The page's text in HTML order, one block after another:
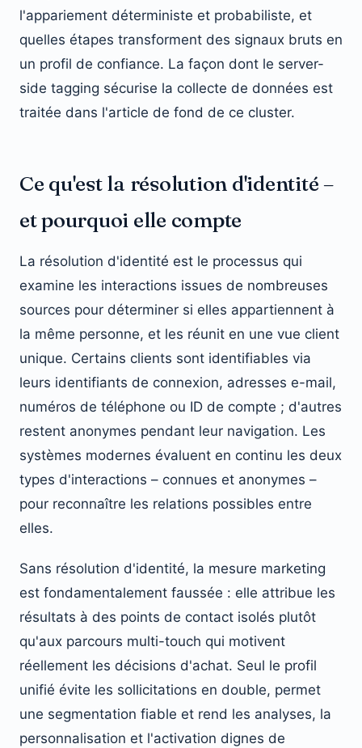
l'appariement déterministe et probabiliste, et
quelles étapes transforment des signaux bruts en
un profil de confiance. La façon dont le server-
side tagging sécurise la collecte de données est
traitée dans l'article de fond de ce cluster.
Ce qu'est la résolution d'identité –
et pourquoi elle compte
La résolution d'identité est le processus qui
examine les interactions issues de nombreuses
sources pour déterminer si elles appartiennent à
la même personne, et les réunit en une vue client
unique. Certains clients sont identifiables via
leurs identifiants de connexion, adresses e-mail,
numéros de téléphone ou ID de compte ; d'autres
restent anonymes pendant leur navigation. Les
systèmes modernes évaluent en continu les deux
types d'interactions – connues et anonymes –
pour reconnaître les relations possibles entre
elles.
Sans résolution d'identité, la mesure marketing
est fondamentalement faussée : elle attribue les
résultats à des points de contact isolés plutôt
qu'aux parcours multi-touch qui motivent
réellement les décisions d'achat. Seul le profil
unifié évite les sollicitations en double, permet
une segmentation fiable et rend les analyses, la
personnalisation et l'activation dignes de